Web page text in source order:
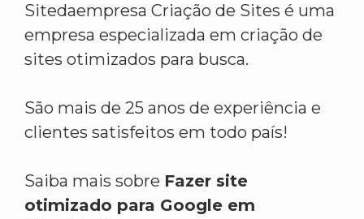
Sitedaempresa Criação de Sites é uma
empresa especializada em criação de
sites otimizados para busca.
São mais de 25 anos de experiência e
clientes satisfeitos em todo país!
Saiba mais sobre Fazer site
otimizado para Google em